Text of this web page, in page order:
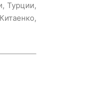
Турции,